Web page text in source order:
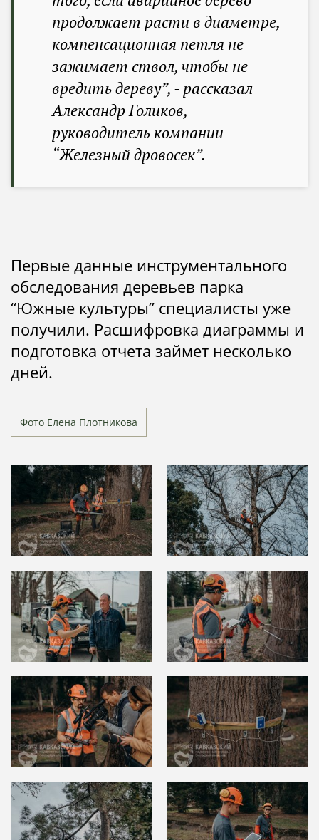
продолжает расти в диаметре,
компенсационная петля не
зажимает ствол, чтобы не
вредить дереву”, - рассказал
Александр Голиков,
руководитель компании
“Железный дровосек”.
Первые данные инструментального
обследования деревьев парка
“Южные культуры” специалисты уже
получили. Расшифровка диаграммы и
подготовка отчета займет несколько
дней.
Фото Елена Плотникова